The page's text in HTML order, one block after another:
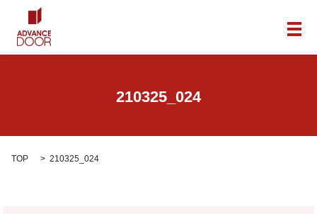
メ
210325_024
TOP 210325_024